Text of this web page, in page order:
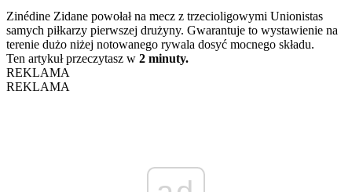
Zinédine Zidane powołał na mecz z trzecioligowymi Unionistas
samych piłkarzy pierwszej drużyny. Gwarantuje to wystawienie na
terenie dużo niżej notowanego rywala dosyć mocnego składu.
Ten artykuł przeczytasz w 2 minuty.
REKLAMA
REKLAMA